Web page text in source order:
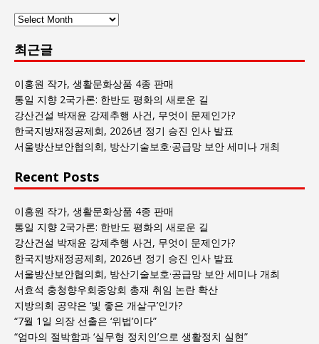
사
과
사
회
글
목
록
최근글
이홍원 작가, 생활문화상품 4종 판매
통일 지향 2국가론: 한반도 평화의 새로운 길
강산건설 박재윤 강제추행 사건, 무엇이 문제인가?
한국지방재정공제회, 2026년 정기 승진 인사 발표
서울방산보안협의회, 방산기술보호·공급망 보안 세미나 개최
Recent Posts
이홍원 작가, 생활문화상품 4종 판매
통일 지향 2국가론: 한반도 평화의 새로운 길
강산건설 박재윤 강제추행 사건, 무엇이 문제인가?
한국지방재정공제회, 2026년 정기 승진 인사 발표
서울방산보안협의회, 방산기술보호·공급망 보안 세미나 개최
서효석 충청향우회중앙회 총재 취임 논란 확산
지방의회 공약은 ‘빛 좋은 개살구’인가?
“7월 1일 의장 선출은 ‘위법’이다”
“엄마의 절박함과 ‘실무형 정치인’으로 생활정치 실현”